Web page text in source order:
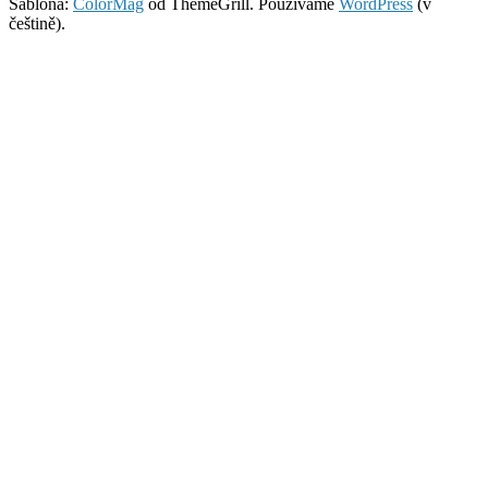
Šablona: ColorMag od ThemeGrill. Používáme WordPress (v
češtině).